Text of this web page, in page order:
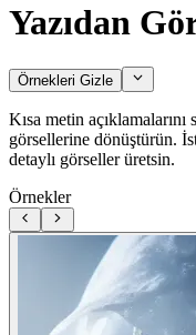
Yazıdan
Örnekleri Gizle
Kısa metin
görsellerine dönüştürün.
detaylı görseller üretsin.
Örnekler